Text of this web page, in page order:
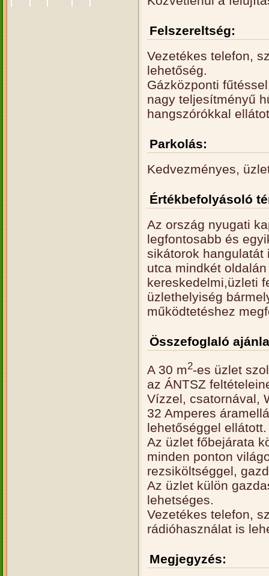
Felszereltség:
Vezetékes telefon,
lehetőség.
Gázközponti
nagy teljesítményű
hangszórókkal
Parkolás:
Kedvezményes,
Értékbefolyásoló
Az ország nyugati
legfontosabb és
sikátorok hangulatát
utca mindkét
kereskedelmi,üzleti
üzlethelyiség
működtetéshez
Összefoglaló
A 30 m2-es üzlet
az ÁNTSZ
Vízzel, csatornával,
32 Amperes
lehetőséggel ellátott.
Az üzlet főbejárata
minden ponton
rezsiköltséggel,
Az üzlet külön
lehetséges.
Vezetékes telefon,
rádióhasználat is
Megjegyzés: